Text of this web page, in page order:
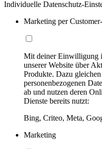
Individuelle Datenschutz-
Marketing per
Mit deiner Einwilligung
unserer Website über
Produkte. Dazu
personenbezogenen
ab und nutzen deren
Dienste bereits nutzt:
Bing, Criteo, Meta,
Marketing